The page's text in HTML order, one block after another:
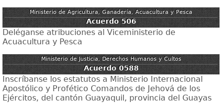
Ministerio de Agricultura, Ganadería, Acuacultura y Pesca
Acuerdo 506
Deléganse atribuciones al Viceministerio de
Acuacultura y Pesca
Ministerio de Justicia, Derechos Humanos y Cultos
Acuerdo 0588
Inscríbanse los estatutos a Ministerio Internacional
Apostólico y Profético Comandos de Jehová de los
Ejércitos, del cantón Guayaquil, provincia del Guayas